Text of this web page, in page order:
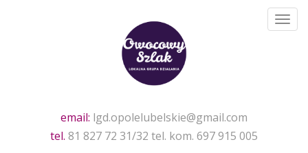
email: lgd.opolelubelskie@gmail.com
tel. 81 827 72 31/32 tel. kom. 697 915 005